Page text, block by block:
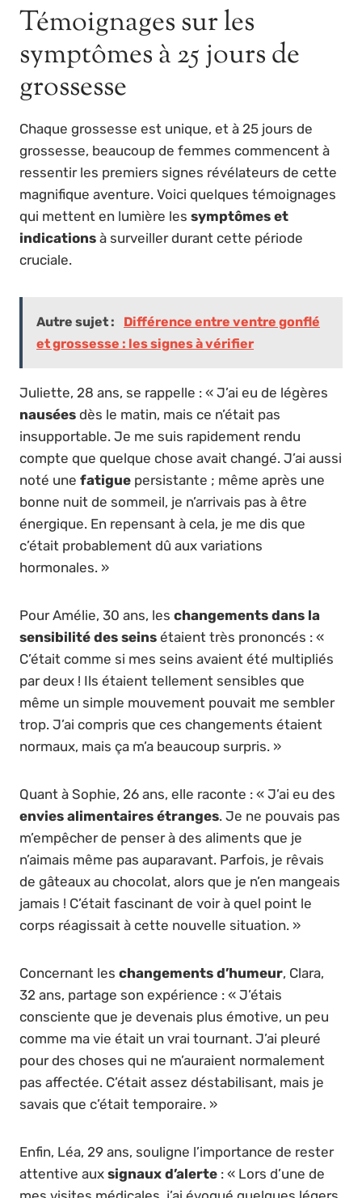
Témoignages sur les
symptômes à 25 jours de
grossesse
Chaque grossesse est unique, et à 25 jours de
grossesse, beaucoup de femmes commencent à
ressentir les premiers signes révélateurs de cette
magnifique aventure. Voici quelques témoignages
qui mettent en lumière les symptômes et
indications à surveiller durant cette période
cruciale.
Autre sujet :
Différence entre ventre gonflé
et grossesse : les signes à vérifier
Juliette, 28 ans, se rappelle : « J’ai eu de légères
nausées dès le matin, mais ce n’était pas
insupportable. Je me suis rapidement rendu
compte que quelque chose avait changé. J’ai aussi
noté une fatigue persistante ; même après une
bonne nuit de sommeil, je n’arrivais pas à être
énergique. En repensant à cela, je me dis que
c’était probablement dû aux variations
hormonales. »
Pour Amélie, 30 ans, les changements dans la
sensibilité des seins étaient très prononcés : «
C’était comme si mes seins avaient été multipliés
par deux ! Ils étaient tellement sensibles que
même un simple mouvement pouvait me sembler
trop. J’ai compris que ces changements étaient
normaux, mais ça m’a beaucoup surpris. »
Quant à Sophie, 26 ans, elle raconte : « J’ai eu des
envies alimentaires étranges. Je ne pouvais pas
m’empêcher de penser à des aliments que je
n’aimais même pas auparavant. Parfois, je rêvais
de gâteaux au chocolat, alors que je n’en mangeais
jamais ! C’était fascinant de voir à quel point le
corps réagissait à cette nouvelle situation. »
Concernant les changements d’humeur, Clara,
32 ans, partage son expérience : « J’étais
consciente que je devenais plus émotive, un peu
comme ma vie était un vrai tournant. J’ai pleuré
pour des choses qui ne m’auraient normalement
pas affectée. C’était assez déstabilisant, mais je
savais que c’était temporaire. »
Enfin, Léa, 29 ans, souligne l’importance de rester
attentive aux signaux d’alerte : « Lors d’une de